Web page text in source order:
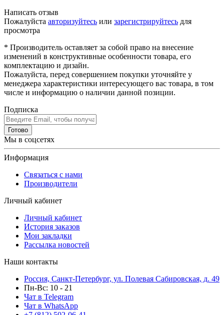
Написать отзыв
Пожалуйста авторизуйтесь или зарегистрируйтесь для
просмотра
* Производитель оставляет за собой право на внесение
изменений в конструктивные особенности товара, его
комплектацию и дизайн.
Пожалуйста, перед совершением покупки уточняйте у
менеджера характеристики интересующего вас товара, в том
числе и информацию о наличии данной позиции.
Подписка
Готово
Мы в соцсетях
Информация
Связаться с нами
Производители
Личный кабинет
Личный кабинет
История заказов
Мои закладки
Рассылка новостей
Наши контакты
Россия, Санкт-Петербург, ул. Полевая Сабировская, д. 49
Пн-Вс: 10 - 21
Чат в Telegram
Чат в WhatsApp